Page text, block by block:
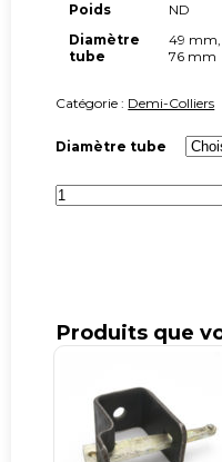
Poids
ND
Diamètre
tube
49
76 mm
Catégorie : Demi-Colliers
Diamètre tube
quantité
de
Produits que